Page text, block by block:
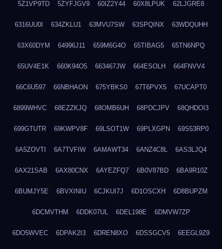
5Z1VP9TD 5ZYFJGV9 60IZ2Y44 60X8LPUK 62LJGRE8
6316UU0I 634ZKLU1 63MVU7SW 63SPQINX 63WDQUHH
63X60DYM 64996J11 659M6G4O 65TIBAG5 65TN6NPQ
65UV4E1K 660K94O5 663467JW 664ESOLH 664FNVV4
66C6U597 66NBHAON 675YBKS0 67T6PVX5 67UCAPT0
6899WHVC 68EZZKJQ 68OMB6UH 68PDCJPV 68QHDOI3
699GTUTR 69KWPV8F 69LSOT1W 69PLXGPN 69S53RP0
6A5ZOVTI 6A7TVFIW 6AMAWT34 6ANZ4C8L 6AS3LJQ4
6AX21SAB 6AX80CNX 6AYEZFQ7 6B0V87BD 6BA9R10Z
6BUMJY5E 6BVXINIU 6CJKUI7J 6D1OSCXH 6D8BUPZM
6DCMVTHM 6DDK07UL 6DEL198E 6DMVW7ZP
6DO5WVEC 6DPAK2I3 6DREN8XO 6DSSGCV5 6EEGL9Z9